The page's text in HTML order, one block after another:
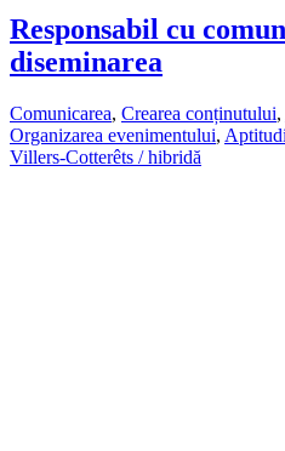
Responsabil cu
diseminarea
Comunicarea, Crearea conținutului,
Organizarea evenimentului,
Villers-Cotterêts / hibridă